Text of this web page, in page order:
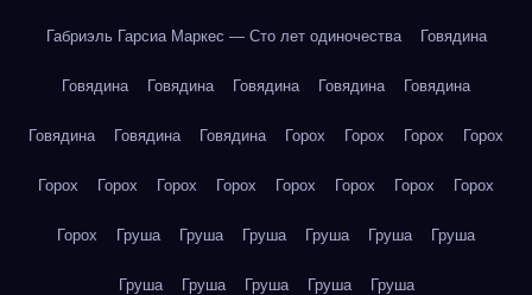
Габриэль Гарсиа Маркес — Сто лет одиночества Говядина
Говядина Говядина Говядина Говядина Говядина
Говядина Говядина Говядина Горох Горох Горох Горох
Горох Горох Горох Горох Горох Горох Горох Горох
Горох Груша Груша Груша Груша Груша Груша
Груша Груша Груша Груша Груша